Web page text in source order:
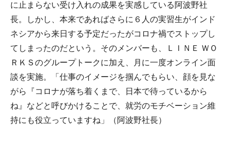
に止まらない受け入れの成果を実感している阿波野社
長。しかし、本来であればさらに６人の実習生がインド
ネシアから来日する予定だったがコロナ禍でストップし
てしまったのだという。そのメンバーも、ＬＩＮＥ ＷＯ
ＲＫＳのグループトークに加え、月に一度オンライン面
談を実施。「仕事のイメージを掴んでもらい、顔を見な
がら『コロナが落ち着くまで、日本で待っているから
ね』などと呼びかけることで、就労のモチベーション維
持にも役立っていますね」（阿波野社長）